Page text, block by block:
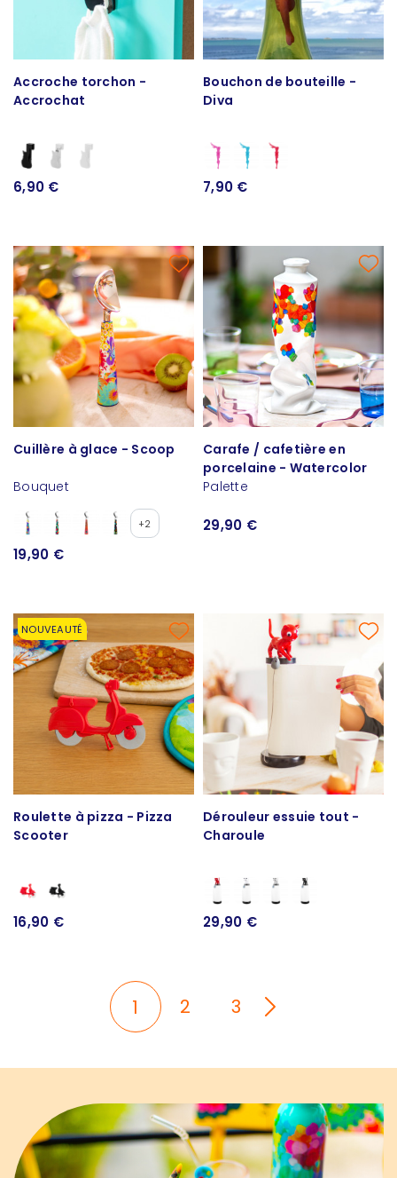
Accroche torchon -
Accrochat
6,90 €
Bouchon de bouteille -
Diva
7,90 €
Cuillère à glace - Scoop
Bouquet
+2
19,90 €
Carafe / cafetière en
porcelaine - Watercolor
Palette
29,90 €
NOUVEAUTÉ
Roulette à pizza - Pizza
Scooter
16,90 €
Dérouleur essuie tout -
Charoule
29,90 €
1 2 3